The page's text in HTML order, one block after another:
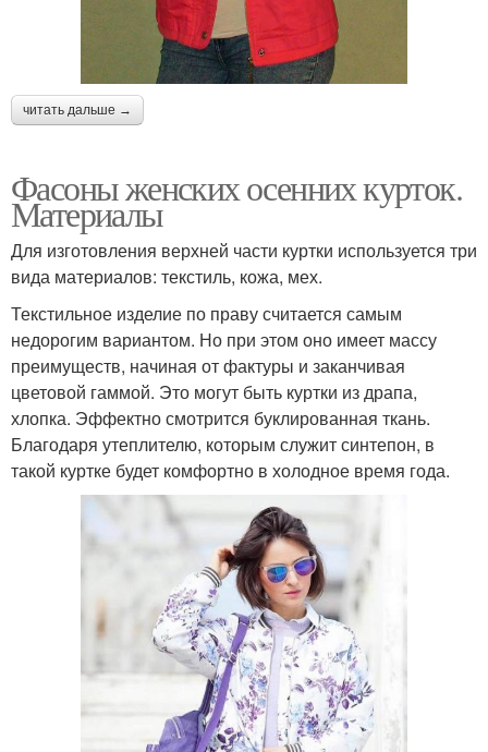
читать дальше →
Фасоны женских осенних курток.
Материалы
Для изготовления верхней части куртки используется три
вида материалов: текстиль, кожа, мех.
Текстильное изделие по праву считается самым
недорогим вариантом. Но при этом оно имеет массу
преимуществ, начиная от фактуры и заканчивая
цветовой гаммой. Это могут быть куртки из драпа,
хлопка. Эффектно смотрится буклированная ткань.
Благодаря утеплителю, которым служит синтепон, в
такой куртке будет комфортно в холодное время года.